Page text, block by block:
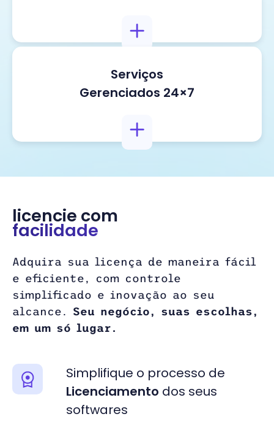
Serviços
Gerenciados 24×7
licencie com
facilidade
Adquira sua licença de maneira fácil
e eficiente, com controle
simplificado e inovação ao seu
alcance. Seu negócio, suas escolhas,
em um só lugar.
Simplifique o processo de
Licenciamento dos seus
softwares